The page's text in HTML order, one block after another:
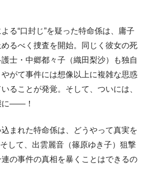
る“口封じ”を疑った特命係は、庸子
るべく捜査を開始。同じく彼女の死
士・中郷都々子（織田梨沙）も独自
がて事件には想像以上に複雑な思惑
ることが発覚。そして、ついには、
に――！
まれた特命係は、どうやって真実を
して、出雲麗音（篠原ゆき子）狙撃
の事件の真相を暴くことはできるの